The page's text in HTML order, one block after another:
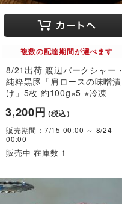
複数の配達期間が選べます
8/21出荷 渡辺バークシャー・
純粋黒豚「肩ロースの味噌漬
け」5枚 約100g×5 ※冷凍
3,200円（税込）
販売期間：7/15 00:00 ～ 8/24
00:00
販売中 在庫数 1